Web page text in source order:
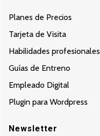
Planes de Precios
Tarjeta de Visita
Habilidades profesionales
Guías de Entreno
Empleado Digital
Plugin para Wordpress
Newsletter